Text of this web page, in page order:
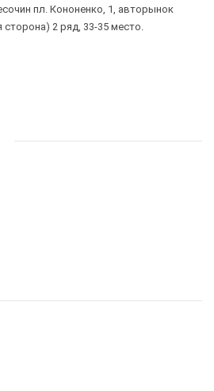
пл. Кононенко, 1, авторынок
2 ряд, 33-35 место.